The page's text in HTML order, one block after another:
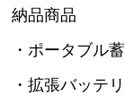
納品商品
・ポータブル
・拡張バッテ